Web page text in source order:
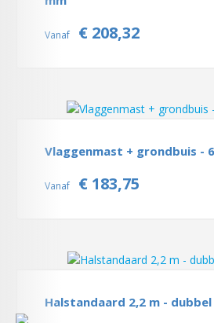
Vanaf € 208,32
Vlaggenmast + grondbuis -
Vanaf € 183,75
Halstandaard 2,2 m -